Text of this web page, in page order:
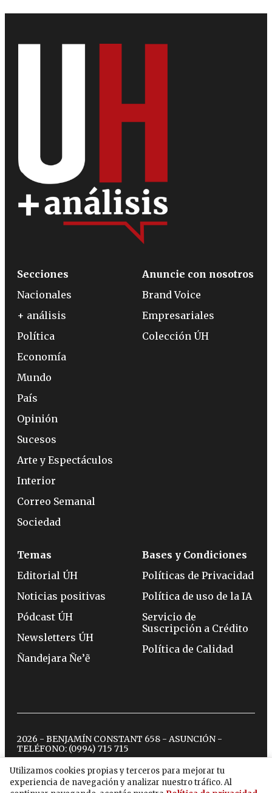
Utilizamos cookies propias y terceros para mejorar tu
experiencia de navegación y analizar nuestro tráfico. Al
Secciones
Nacionales
+ análisis
Política
Economía
Mundo
País
Opinión
Sucesos
Arte y Espectáculos
Interior
Correo Semanal
Sociedad
Anuncie con nosotros
Brand Voice
Empresariales
Colección ÚH
Temas
Editorial ÚH
Noticias positivas
Pódcast ÚH
Newsletters ÚH
Ñandejara Ñe’ẽ
Bases y Condiciones
Políticas de Privacidad
Política de uso de la IA
Servicio de
Suscripción a Crédito
Política de Calidad
2026 - BENJAMÍN CONSTANT 658 - ASUNCIÓN -
TELÉFONO: (0994) 715 715
twitterinstagram
facebook
tiktokyoutubespotify